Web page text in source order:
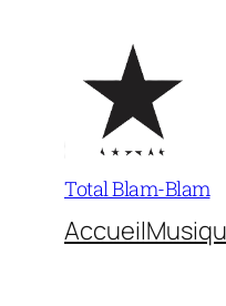
contenu
Total Blam-Blam
Accueil